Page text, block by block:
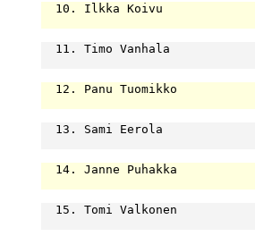
10. Ilkka Koivu
11. Timo Vanhala
12. Panu Tuomikko
13. Sami Eerola
14. Janne Puhakka
15. Tomi Valkonen